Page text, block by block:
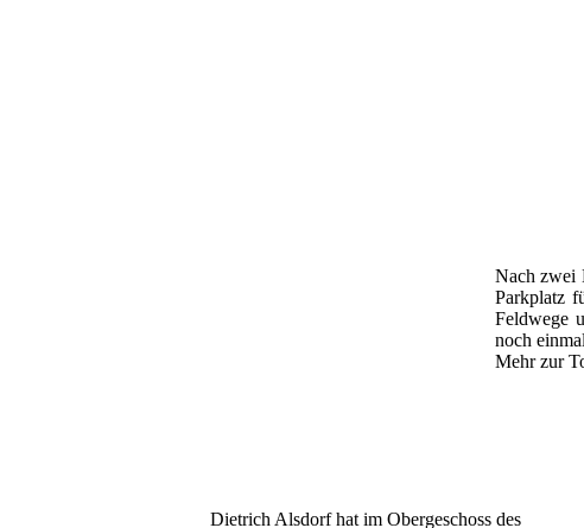
Nach zwei
Parkplatz
Feldwege
noch
Mehr zur
Dietrich Alsdorf hat im Obergeschoss des